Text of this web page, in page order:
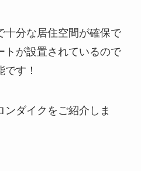
十分な居住空間が確保で
トが設置されているので
す！
ダイクをご紹介しま